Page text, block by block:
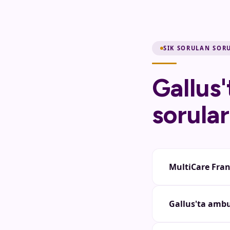
SIK SORULAN
sorular
MultiCare
Peştuca,
Gallus'ta